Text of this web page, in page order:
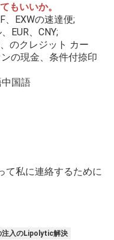
もいいか。
、EXWの速達便;
EUR、CNY;
のクレジット カー
の現金、条件付捺印
国語
て私に連絡するために
注入のLipolytic解決